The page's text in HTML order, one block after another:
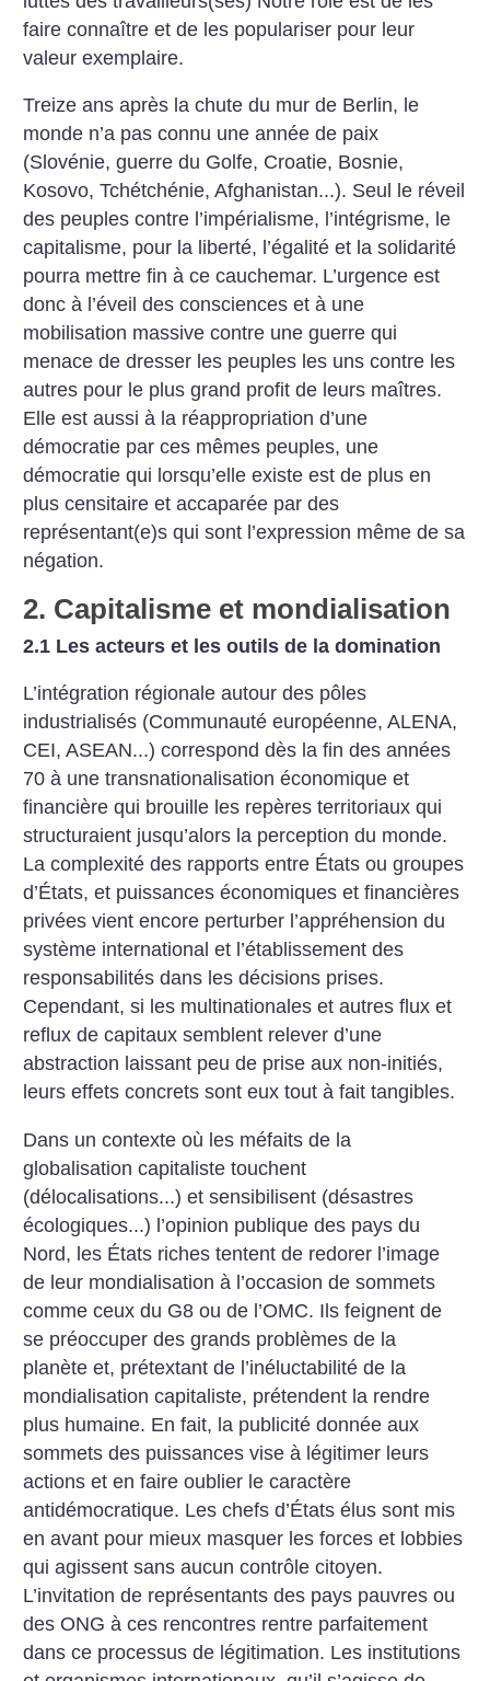
faire connaître et de les populariser pour leur
valeur exemplaire.
Treize ans après la chute du mur de Berlin, le
monde n’a pas connu une année de paix
(Slovénie, guerre du Golfe, Croatie, Bosnie,
Kosovo, Tchétchénie, Afghanistan...). Seul le réveil
des peuples contre l’impérialisme, l’intégrisme, le
capitalisme, pour la liberté, l’égalité et la solidarité
pourra mettre fin à ce cauchemar. L’urgence est
donc à l’éveil des consciences et à une
mobilisation massive contre une guerre qui
menace de dresser les peuples les uns contre les
autres pour le plus grand profit de leurs maîtres.
Elle est aussi à la réappropriation d’une
démocratie par ces mêmes peuples, une
démocratie qui lorsqu’elle existe est de plus en
plus censitaire et accaparée par des
représentant(e)s qui sont l’expression même de sa
négation.
2. Capitalisme et mondialisation
2.1 Les acteurs et les outils de la domination
L’intégration régionale autour des pôles
industrialisés (Communauté européenne, ALENA,
CEI, ASEAN...) correspond dès la fin des années
70 à une transnationalisation économique et
financière qui brouille les repères territoriaux qui
structuraient jusqu’alors la perception du monde.
La complexité des rapports entre États ou groupes
d’États, et puissances économiques et financières
privées vient encore perturber l’appréhension du
système international et l’établissement des
responsabilités dans les décisions prises.
Cependant, si les multinationales et autres flux et
reflux de capitaux semblent relever d’une
abstraction laissant peu de prise aux non-initiés,
leurs effets concrets sont eux tout à fait tangibles.
Dans un contexte où les méfaits de la
globalisation capitaliste touchent
(délocalisations...) et sensibilisent (désastres
écologiques...) l’opinion publique des pays du
Nord, les États riches tentent de redorer l’image
de leur mondialisation à l’occasion de sommets
comme ceux du G8 ou de l’OMC. Ils feignent de
se préoccuper des grands problèmes de la
planète et, prétextant de l’inéluctabilité de la
mondialisation capitaliste, prétendent la rendre
plus humaine. En fait, la publicité donnée aux
sommets des puissances vise à légitimer leurs
actions et en faire oublier le caractère
antidémocratique. Les chefs d’États élus sont mis
en avant pour mieux masquer les forces et lobbies
qui agissent sans aucun contrôle citoyen.
L’invitation de représentants des pays pauvres ou
des ONG à ces rencontres rentre parfaitement
dans ce processus de légitimation. Les institutions